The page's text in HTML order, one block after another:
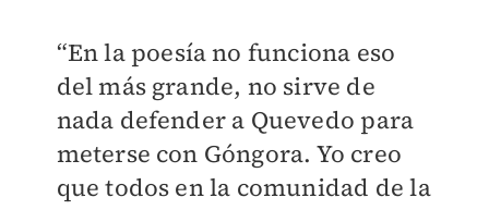
“En la poesía no funciona eso
del más grande, no sirve de
nada defender a Quevedo para
meterse con Góngora. Yo creo
que todos en la comunidad de la